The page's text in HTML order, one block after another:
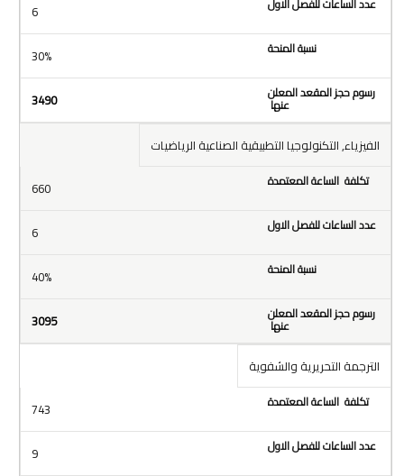
6
30%
3490
الفيزياء, التكنولوجيا التطبيقية الصناعية الرياضيات
660
40%
3095
الترجمة التحريرية والشفوية
743
9